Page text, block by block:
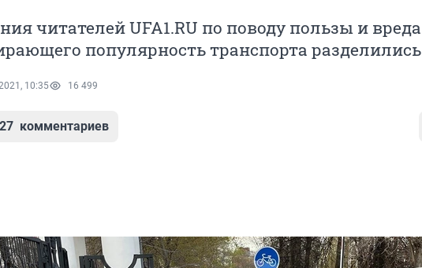
читателей UFA1.RU по поводу пользы и вреда
популярность транспорта разделились
10:35 16 499
27 комментариев